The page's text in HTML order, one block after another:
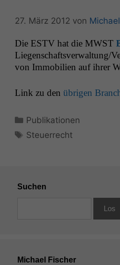
27. März 2012 von
Die ESTV hat die MWST
Liegenschaftsverwaltung/
von Immo­bilien auf ihrer
Link zu den übri­gen
Kategorien
Publikationen
Schlagwörter
Steuerrecht
Suchen
Michael Fischer